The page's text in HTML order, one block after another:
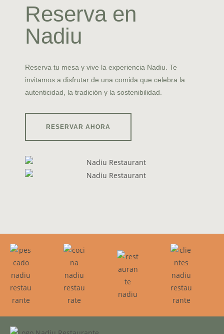
Reserva en
Nadiu
Reserva tu mesa y vive la experiencia Nadiu. Te
invitamos a disfrutar de una comida que celebra la
autenticidad, la tradición y la sostenibilidad.
RESERVAR AHORA